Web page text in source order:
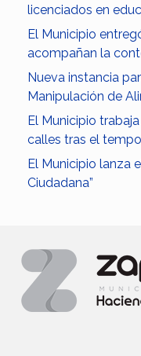
licenciados en
El Municipio
acompañan la
Nueva instancia
Manipulación de
El Municipio
calles tras el
El Municipio lanza
Ciudadana”